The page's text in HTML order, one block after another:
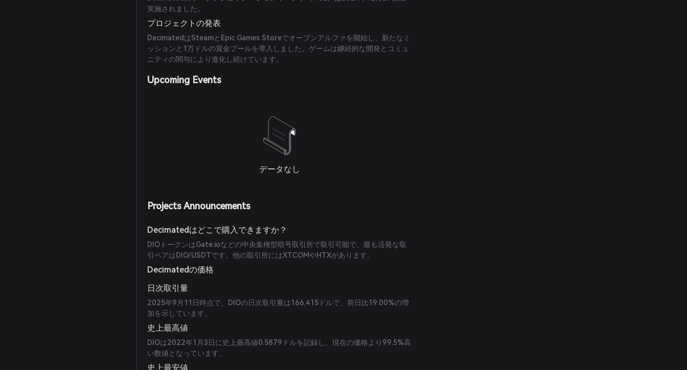
実施されました。
プロジェクトの発表
DecimatedはSteamとEpic Games Storeでオープンアルファを開始し、新たなミ
ッションと1万ドルの賞金プールを導入しました。ゲームは継続的な開発とコミュ
ニティの関与により進化し続けています。
Upcoming Events
データなし
Projects Announcements
Decimatedはどこで購入できますか？
DIOトークンはGate.ioなどの中央集権型暗号取引所で取引可能で、最も活発な取
引ペアはDIO/USDTです。他の取引所にはXT.COMやHTXがあります。
Decimatedの価格
日次取引量
2025年9月11日時点で、DIOの日次取引量は166,415ドルで、前日比19.00%の増
加を示しています。
史上最高値
DIOは2022年1月3日に史上最高値0.5879ドルを記録し、現在の価格より99.5%高
い数値となっています。
史上最安値